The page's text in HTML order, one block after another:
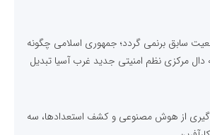
سابق برنمی گردد؛ جمهوری اسلامی چگونه
دال مرکزی نظم امنیتی جدید غرب آسیا تبدیل
از هوش مصنوعی و کشف استعدادها، سه